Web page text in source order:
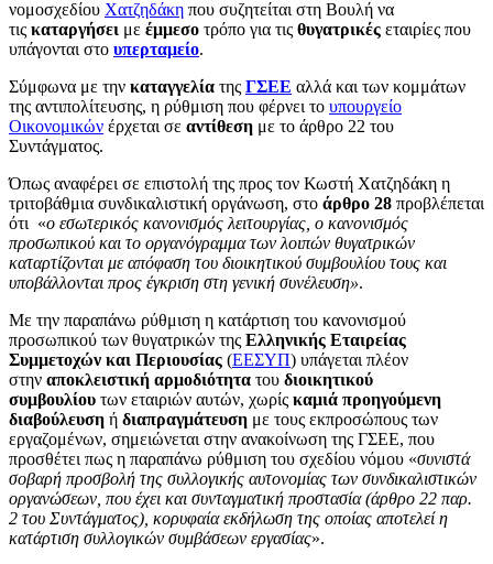
νομοσχεδίου Χατζηδάκη που συζητείται στη Βουλή να
τις καταργήσει με έμμεσο τρόπο για τις θυγατρικές εταιρίες που
υπάγονται στο υπερταμείο.
Σύμφωνα με την καταγγελία της ΓΣΕΕ αλλά και των κομμάτων
της αντιπολίτευσης, η ρύθμιση που φέρνει το υπουργείο
Οικονομικών έρχεται σε αντίθεση με το άρθρο 22 του
Συντάγματος.
Όπως αναφέρει σε επιστολή της προς τον Κωστή Χατζηδάκη η
τριτοβάθμια συνδικαλιστική οργάνωση, στο άρθρο 28 προβλέπεται
ότι «ο εσωτερικός κανονισμός λειτουργίας, ο κανονισμός
προσωπικού και το οργανόγραμμα των λοιπών θυγατρικών
καταρτίζονται με απόφαση του διοικητικού συμβουλίου τους και
υποβάλλονται προς έγκριση στη γενική συνέλευση».
Με την παραπάνω ρύθμιση η κατάρτιση του κανονισμού
προσωπικού των θυγατρικών της Ελληνικής Εταιρείας
Συμμετοχών και Περιουσίας (ΕΕΣΥΠ) υπάγεται πλέον
στην αποκλειστική αρμοδιότητα του διοικητικού
συμβουλίου των εταιριών αυτών, χωρίς καμιά προηγούμενη
διαβούλευση ή διαπραγμάτευση με τους εκπροσώπους των
εργαζομένων, σημειώνεται στην ανακοίνωση της ΓΣΕΕ, που
προσθέτει πως η παραπάνω ρύθμιση του σχεδίου νόμου «συνιστά
σοβαρή προσβολή της συλλογικής αυτονομίας των συνδικαλιστικών
οργανώσεων, που έχει και συνταγματική προστασία (άρθρο 22 παρ.
2 του Συντάγματος), κορυφαία εκδήλωση της οποίας αποτελεί η
κατάρτιση συλλογικών συμβάσεων εργασίας».